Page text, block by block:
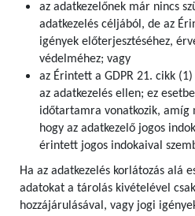
az adatkezelőnek már nincs
adatkezelés céljából, de az
igények előterjesztéséhez,
védelméhez; vagy
az Érintett a GDPR 21. cikk
az adatkezelés ellen; ez
időtartamra vonatkozik, amíg
hogy az adatkezelő jogos
érintett jogos indokaival
Ha az adatkezelés korlátozás alá
adatokat a tárolás kivételével
hozzájárulásával, vagy jogi